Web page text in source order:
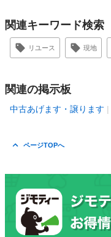
関連キーワード検索
リユース 現地
関連の掲示板
中古あげます・譲ります
ページTOPへ